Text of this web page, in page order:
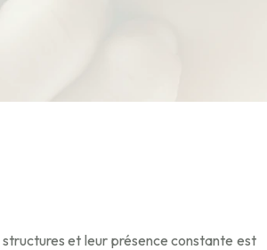
et leur présence constante est